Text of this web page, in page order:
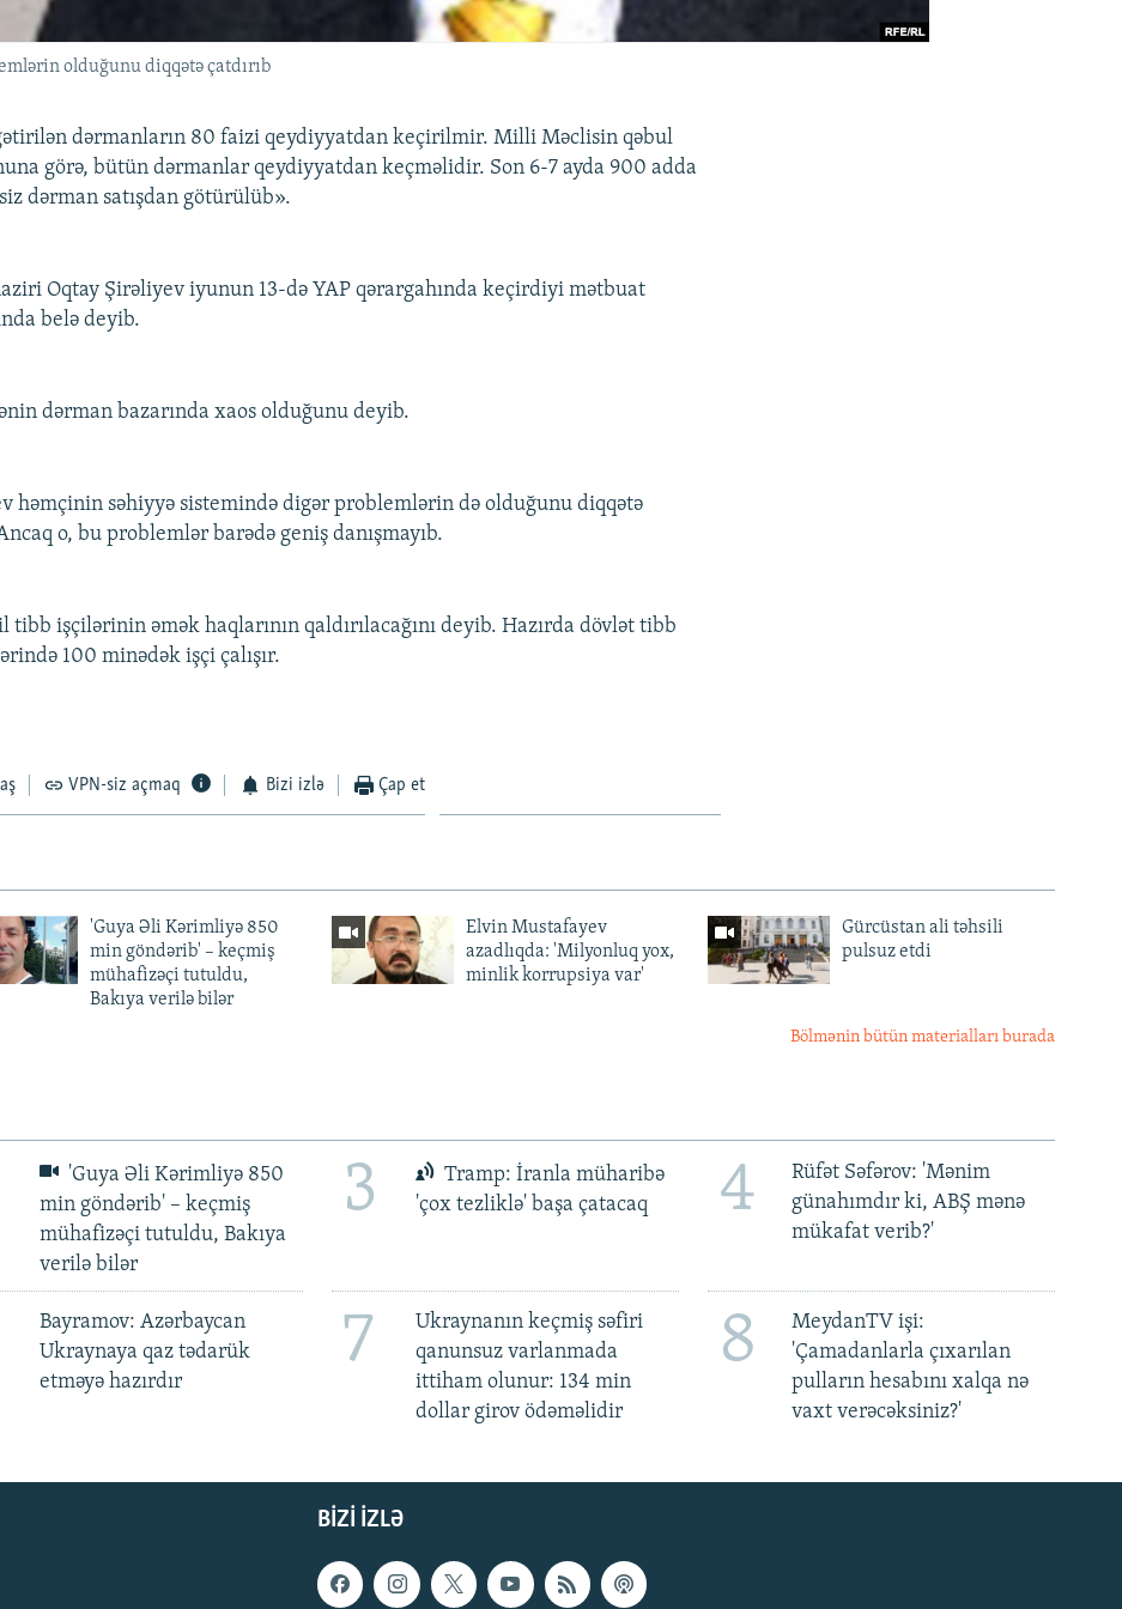
olduğunu diqqətə çatdırıb
dərmanların 80 faizi qeydiyyatdan keçirilmir. Milli Məclisin qəbul
görə, bütün dərmanlar qeydiyyatdan keçməlidir. Son 6-7 ayda 900 adda
dərman satışdan götürülüb».
Oqtay Şirəliyev iyunun 13-də YAP qərargahında keçirdiyi mətbuat
belə deyib.
dərman bazarında xaos olduğunu deyib.
həmçinin səhiyyə sistemində digər problemlərin də olduğunu diqqətə
o, bu problemlər barədə geniş danışmayıb.
tibb işçilərinin əmək haqlarının qaldırılacağını deyib. Hazırda dövlət tibb
100 minədək işçi çalışır.
VPN-siz açmaq Bizi izlə Çap et
'Guya Əli Kərimliyə 850
min göndərib' – keçmiş
mühafizəçi tutuldu,
Bakıya verilə bilər
Elvin Mustafayev
azadlıqda: 'Milyonluq yox,
minlik korrupsiya var'
Gürcüstan ali təhsili
pulsuz etdi
Bölmənin bütün materialları burada
'Guya Əli Kərimliyə 850
min göndərib' – keçmiş
mühafizəçi tutuldu, Bakıya
verilə bilər
3
Tramp: İranla müharibə
'çox tezliklə' başa çatacaq
4
Rüfət Səfərov: 'Mənim
günahımdır ki, ABŞ mənə
mükafat verib?'
Bayramov: Azərbaycan
Ukraynaya qaz tədarük
etməyə hazırdır
7
Ukraynanın keçmiş səfiri
qanunsuz varlanmada
ittiham olunur: 134 min
dollar girov ödəməlidir
8
MeydanTV işi:
'Çamadanlarla çıxarılan
pulların hesabını xalqa nə
vaxt verəcəksiniz?'
BIZI IZLƏ